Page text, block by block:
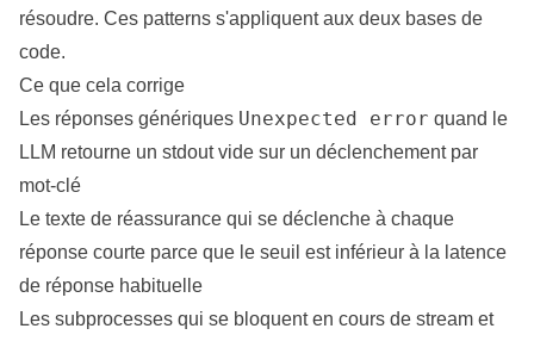
résoudre. Ces patterns s'appliquent aux deux bases de
code.
Ce que cela corrige
Les réponses génériques Unexpected error quand le
LLM retourne un stdout vide sur un déclenchement par
mot-clé
Le texte de réassurance qui se déclenche à chaque
réponse courte parce que le seuil est inférieur à la latence
de réponse habituelle
Les subprocesses qui se bloquent en cours de stream et